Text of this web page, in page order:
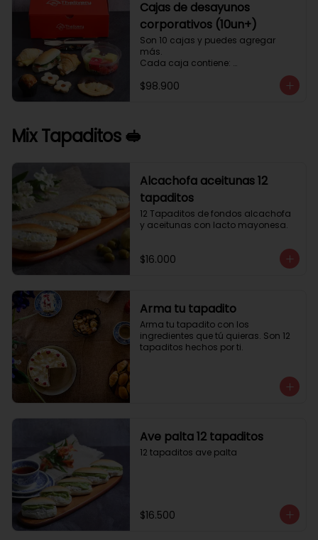
Cajas de desayunos
corporativos (10un+)
Son 10 cajas y puedes agregar
más.
Cada caja contiene:
2 mini croissant jamón queso.
1 mini muffin.
Estos desayunos no los vendemos
por unidad, desde 10 cajas.
$98.900
Mix Tapaditos 🥪
Alcachofa aceitunas 12
tapaditos
12 Tapaditos de fondos alcachofa
y aceitunas con lacto mayonesa.
$16.000
Arma tu tapadito
Arma tu tapadito con los
ingredientes que tú quieras. Son 12
tapaditos hechos por ti.
Ave palta 12 tapaditos
12 tapaditos ave palta
$16.500